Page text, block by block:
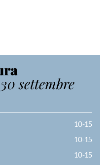
settembre
10-15
10-15
10-15